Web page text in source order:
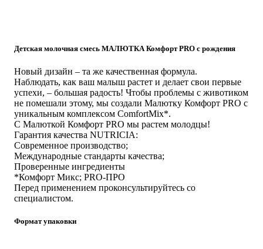
Детская молочная смесь МАЛЮТКА Комфорт PRO с рождения
Новый дизайн – та же качественная формула.
Наблюдать, как ваш малыш растет и делает свои первые
успехи, – большая радость! Чтобы проблемы с животиком
не помешали этому, мы создали Малютку Комфорт PRO с
уникальным комплексом ComfortMix*.
С Малюткой Комфорт PRO мы растем молодцы!
Гарантия качества NUTRICIA:
Современное производство;
Международные стандарты качества;
Проверенные ингредиенты
*Комфорт Микс; PRO-ПРО
Перед применением проконсультируйтесь со
специалистом.
Формат упаковки